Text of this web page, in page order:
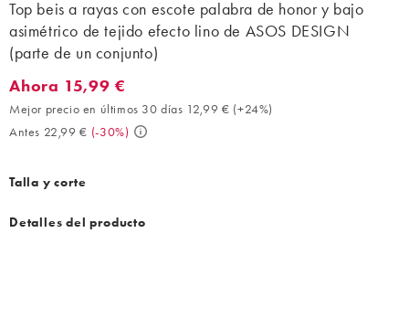
Top beis a rayas con escote palabra de honor y bajo
asimétrico de tejido efecto lino de ASOS DESIGN
(parte de un conjunto)
Ahora 15,99 €. Mejor precio en últimos 30 días 12,99 €
Ahora 15,99 €
Mejor precio en últimos 30 días 12,99 € (+24%)
Antes 22,99 € (-30%)
Talla y corte
Detalles del producto